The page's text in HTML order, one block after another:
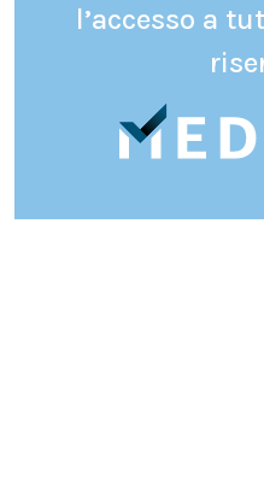
l’accesso a